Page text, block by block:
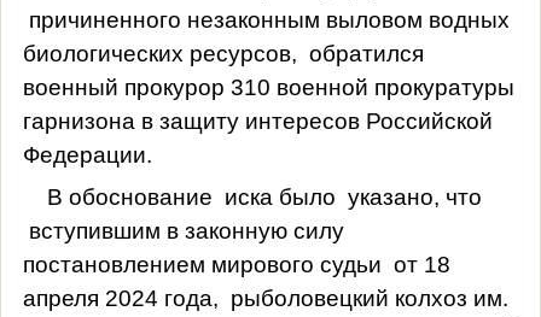
причиненного незаконным выловом водных
биологических ресурсов, обратился
военный прокурор 310 военной прокуратуры
гарнизона в защиту интересов Российской
Федерации.
В обоснование иска было указано, что
вступившим в законную силу
постановлением мирового судьи от 18
апреля 2024 года, рыболовецкий колхоз им.